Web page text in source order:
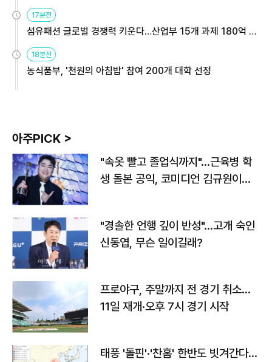
17분전
섬유패션 글로벌 경쟁력 키운다…산업부 15개 과제 180억 지
18분전
농식품부, '천원의 아침밥' 참여 200개 대학 선정
아주PICK >
"속옷 빨고 졸업식까지"…근육병 학
생 돌본 공익, 코미디언 김규원이었
"경솔한 언행 깊이 반성"…고개 숙인
신동엽, 무슨 일이길래?
프로야구, 주말까지 전 경기 취소…
11일 재개·오후 7시 경기 시작
태풍 '돌핀'·'찬홈' 한반도 빗겨간다…